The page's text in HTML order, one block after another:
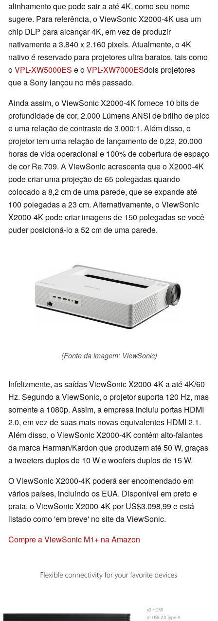
alinhamento que pode sair a até 4K, como seu nome
sugere. Para referência, o ViewSonic X2000-4K usa um
chip DLP para alcançar 4K, em vez de produzir
nativamente a 3.840 x 2.160 pixels. Atualmente, o 4K
nativo é reservado para projetores ultra baratos, tais como
oVPL-XW5000ES e oVPL-XW7000ESdois projetores
que a Sony lançou no mês passado.
Ainda assim, o ViewSonic X2000-4K fornece 10 bits de
profundidade de cor, 2.000 Lúmens ANSI de brilho de pico
e uma relação de contraste de 3.000:1. Além disso, o
projetor tem uma relação de lançamento de 0,22, 20.000
horas de vida operacional e 100% de cobertura de espaço
de cor Re.709. A ViewSonic acrescenta que o X2000-4K
pode criar uma projeção de 65 polegadas quando
colocado a 8,2 cm de uma parede, que se expande até
100 polegadas a 23 cm. Alternativamente, o ViewSonic
X2000-4K pode criar imagens de 150 polegadas se você
puder posicioná-lo a 52 cm de uma parede.
(Fonte da imagem: ViewSonic)
Infelizmente, as saídas ViewSonic X2000-4K a até 4K/60
Hz. Segundo a ViewSonic, o projetor suporta 120 Hz, mas
somente a 1080p. Assim, a empresa incluiu portas HDMI
2.0, em vez de suas mais novas equivalentes HDMI 2.1.
Além disso, o ViewSonic X2000-4K contém alto-falantes
da marca Harman/Kardon que produzem até 50 W, graças
a tweeters duplos de 10 W e woofers duplos de 15 W.
O ViewSonic X2000-4K poderá ser encomendado em
vários países, incluindo os EUA. Disponível em preto e
prata, o ViewSonic X2000-4K por US$3.098,99 e está
listado como 'em breve' no site da ViewSonic.
Compre a ViewSonic M1+ na Amazon